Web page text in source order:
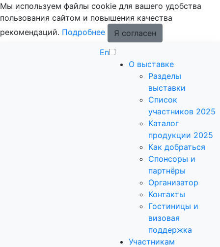
Мы используем файлы cookie для вашего удобства
пользования сайтом и повышения качества
рекомендаций. Подробнее
Я согласен
En
О выставке
Разделы
выставки
Список
участников 2025
Каталог
продукции 2025
Как добраться
Спонсоры и
партнёры
Организатор
Контакты
Гостиницы и
визовая
поддержка
Участникам